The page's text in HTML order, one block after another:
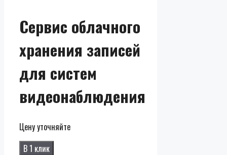
Сервис облачного
хранения записей
для систем
видеонаблюдения
Цену уточняйте
В 1 клик